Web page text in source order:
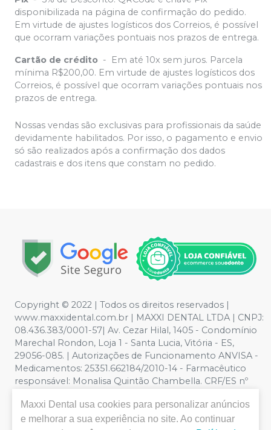
disponibilizada na página de confirmação do pedido.
Em virtude de ajustes logísticos dos Correios, é possível
que ocorram variações pontuais nos prazos de entrega.
Cartão de crédito -
Em até 10x sem juros. Parcela
mínima R$200,00. Em virtude de ajustes logísticos dos
Correios, é possível que ocorram variações pontuais nos
prazos de entrega.
Nossas vendas são exclusivas para profissionais da saúde
devidamente habilitados. Por isso, o pagamento e envio
só são realizados após a confirmação dos dados
cadastrais e dos itens que constam no pedido.
Copyright © 2022 | Todos os direitos reservados |
www.maxxidental.com.br | MAXXI DENTAL LTDA | CNPJ:
08.436.383/0001-57| Av. Cezar Hilal, 1405 - Condomínio
Marechal Rondon, Loja 1 - Santa Lucia, Vitória - ES,
29056-085. | Autorizações de Funcionamento ANVISA -
Medicamentos: 25351.662184/2010-14 - Farmacêutico
responsável: Monalisa Quintão Chambella. CRF/ES nº
meramente ilustrativas - Os preços e condições da loja
virtual estão sujeitos a alterações. Em caso de
Maxxi Dental usa cookies para personalizar anúncios
e melhorar a sua experiência no site. Ao continuar